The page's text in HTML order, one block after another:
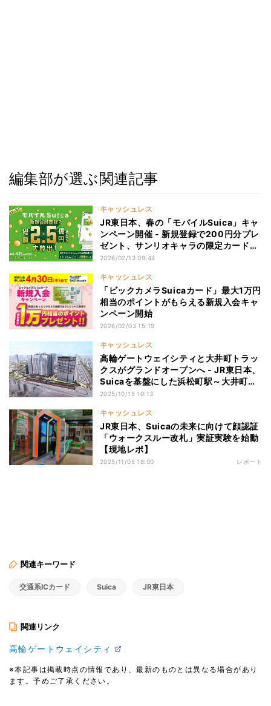
編集部が選ぶ関連記事
キャッシュレス
JR東日本、春の「モバイルSuica」キャ
ンペーン開催 - 新規登録で200円分プレ
ゼント、サンリオキャラの限定カードフ
ェイスなど
2026/02/13 09:44
キャッシュレス
「ビックカメラSuicaカード」最大1万円
相当のポイントがもらえる新規入会キャ
ンペーン開始
2026/02/03 15:19
キャッシュレス
高輪ゲートウェイシティと大井町トラッ
クスがグランドオープンへ - JR東日本、
Suicaを基盤にした浜松町駅～大井町駅
間「広域品川圏」の共創まちづくりが本
2025/10/15 10:13
キャッシュレス
JR東日本、Suicaの未来に向けて顔認証
「ウォークスルー改札」実証実験を始動
【現地レポ】
2025/11/05 18:00 レポート
関連キーワード
交通系ICカード Suica JR東日本
関連リンク
高輪ゲートウェイシティ
※本記事は掲載時点の情報であり、最新のものとは異なる場合があり
ます。予めご了承ください。